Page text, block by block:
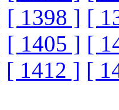
[ 1398 ] [
[ 1405 ] [
[ 1412 ] [